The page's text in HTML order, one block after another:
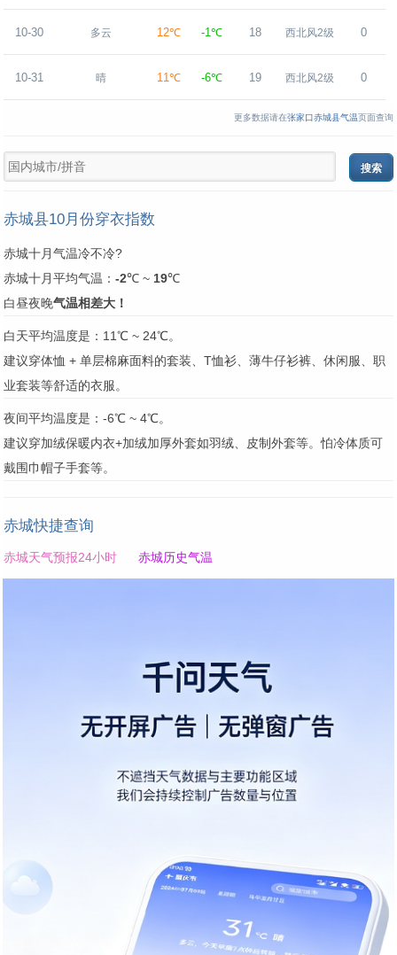
10-30 多云 12℃ -1℃ 18 西北风2级 0
10-31 晴 11℃ -6℃ 19 西北风2级 0
更多数据请在张家口赤城县气温页面查询
赤城县10月份穿衣指数
赤城十月气温冷不冷?
赤城十月平均气温： -2℃ ~ 19℃
白昼夜晚气温相差大！
白天平均温度是：11℃ ~ 24℃。
建议穿体恤 + 单层棉麻面料的套装、T恤衫、薄牛仔衫裤、休闲服、职
业套装等舒适的衣服。
夜间平均温度是：-6℃ ~ 4℃。
建议穿加绒保暖内衣+加绒加厚外套如羽绒、皮制外套等。怕冷体质可
戴围巾帽子手套等。
赤城快捷查询
赤城天气预报24小时 赤城历史气温